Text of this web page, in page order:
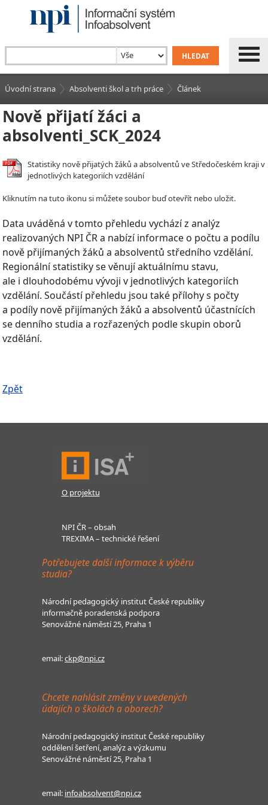
Úvodní strana Absolventi škol a trh práce Článek
Nově přijatí žáci a
absolventi_SCK_2024
Statistiky nově přijatých žáků a absolventů ve Středočeském kraji v
jednotlivých kategoriích vzdělání
Kliknutím na tuto ikonu si můžete soubor buď otevřít nebo uložit.
Data uváděná v tomto přehledu vychází z analýz
realizovaných NPI ČR a nabízí informace o počtu a podílu
nově přijímaných žáků a absolventů středního vzdělání.
Regionální statistiky se věnují aktuálnímu stavu,
ale i dlouhodobému vývoji v jednotlivých kategoriích
vzdělání. Součástí přehledu jsou také přílohy s počty
a podíly nově přijímaných žáků a absolventů účastnících
se denního studia a rozřazených podle skupin oborů
vzdělání.
Zpět
O projektu
NPI ČR – obsah
TREXIMA – technické řešení
Potřebujete další informace k výběru
studia?
Národní pedagogický institut České republiky
informačně poradenská podpora
Senovážné náměstí 25, Praha 1
email:ckp@npi.cz
Chcete nahlásit změny v uvedených
údajích o školách a oborech?
Národní pedagogický institut České republiky
oddělení šetření, analýz a výzkumu
Senovážné náměstí 25, Praha 1
email: infoabsolvent@npi.cz